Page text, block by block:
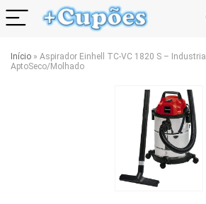
Início » Aspirador Einhell TC-VC 1820 S –
AptoSeco/Molhado